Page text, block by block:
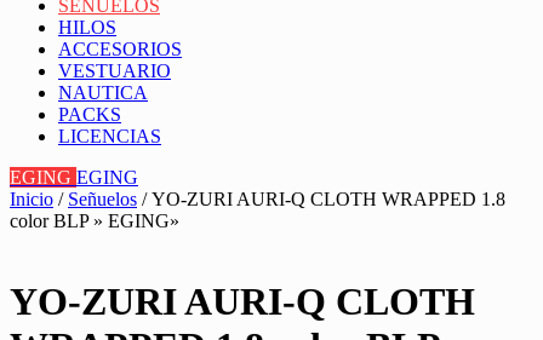
SEÑUELOS
HILOS
ACCESORIOS
VESTUARIO
NAUTICA
PACKS
LICENCIAS
EGING EGING
Inicio / Señuelos / YO-ZURI AURI-Q CLOTH WRAPPED 1.8
color BLP » EGING»
YO-ZURI AURI-Q CLOTH